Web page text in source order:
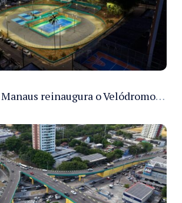
Prefeitura de Manaus reinaugura o Velódromo Professora Alzira Campos e entrega espaço esportivo totalmente revitalizado